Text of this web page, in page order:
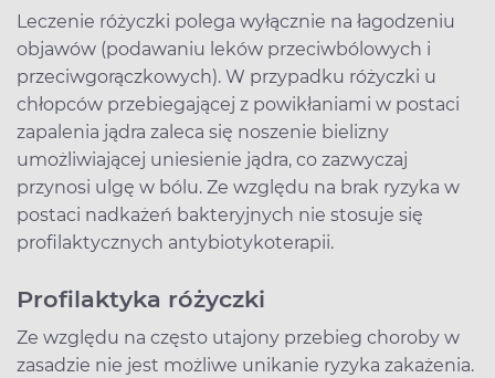
Leczenie różyczki polega wyłącznie na łagodzeniu
objawów (podawaniu leków przeciwbólowych i
przeciwgorączkowych). W przypadku różyczki u
chłopców przebiegającej z powikłaniami w postaci
zapalenia jądra zaleca się noszenie bielizny
umożliwiającej uniesienie jądra, co zazwyczaj
przynosi ulgę w bólu. Ze względu na brak ryzyka w
postaci nadkażeń bakteryjnych nie stosuje się
profilaktycznych antybiotykoterapii.
Profilaktyka różyczki
Ze względu na często utajony przebieg choroby w
zasadzie nie jest możliwe unikanie ryzyka zakażenia.